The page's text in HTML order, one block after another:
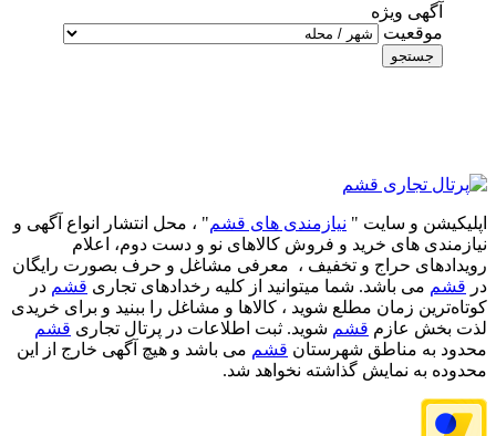
آگهی ویژه
موقعیت
جستجو
اپلیکیشن و سایت " نیازمندی های قشم" ، محل انتشار انواع آگهی و
نیازمندی های خرید و فروش کالاهای نو و دست‌ دوم، اعلام
رویدادهای حراج و تخفیف ، معرفی مشاغل و حرف بصورت رایگان
در قشم می باشد. شما میتوانید از کلیه رخدادهای تجاری قشم در
کوتاه‌ترین زمان مطلع شوید ، کالاها و مشاغل را ببنید و برای خریدی
لذت بخش عازم قشم شوید. ثبت اطلاعات در پرتال تجاری قشم
محدود به مناطق شهرستان قشم می باشد و هیچ آگهی خارج از این
محدوده به نمایش گذاشته نخواهد شد.